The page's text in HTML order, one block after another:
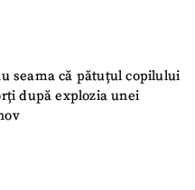
seama că pătuțul copilului
după explozia unei